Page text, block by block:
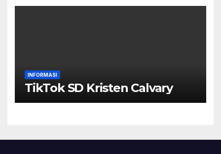
INFORMASI
TikTok SD Kristen Calvary